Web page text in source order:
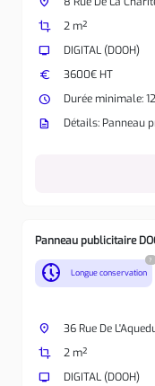
crop
2 m²
tv
DIGITAL (DOOH)
euro
3600€ HT
watch_later
Durée minimale:
description
Détails: Panneau
Panneau publicitaire
nest_clock_farsight_analog Longue conservation
?
place
36 Rue De
crop
2 m²
tv
DIGITAL (DOOH)